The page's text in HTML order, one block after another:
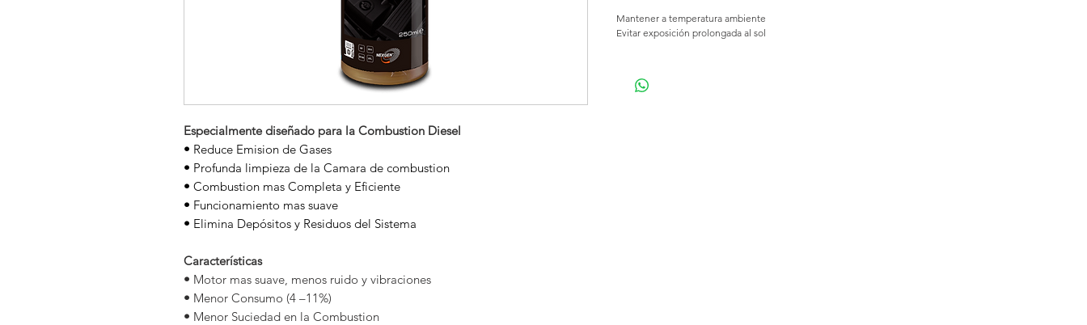
Especialmente diseñado para la Combustion Diesel
• Reduce Emision de Gases
• Profunda limpieza de la Camara de combustion
• Combustion mas Completa y Eficiente
• Funcionamiento mas suave
• Elimina Depósitos y Residuos del Sistema
Características
• Motor mas suave, menos ruido y vibraciones
• Menor Consumo (4 –11%)
• Menor Suciedad en la Combustion
Mantener a temperatura ambiente
Evitar exposición prolongada al sol